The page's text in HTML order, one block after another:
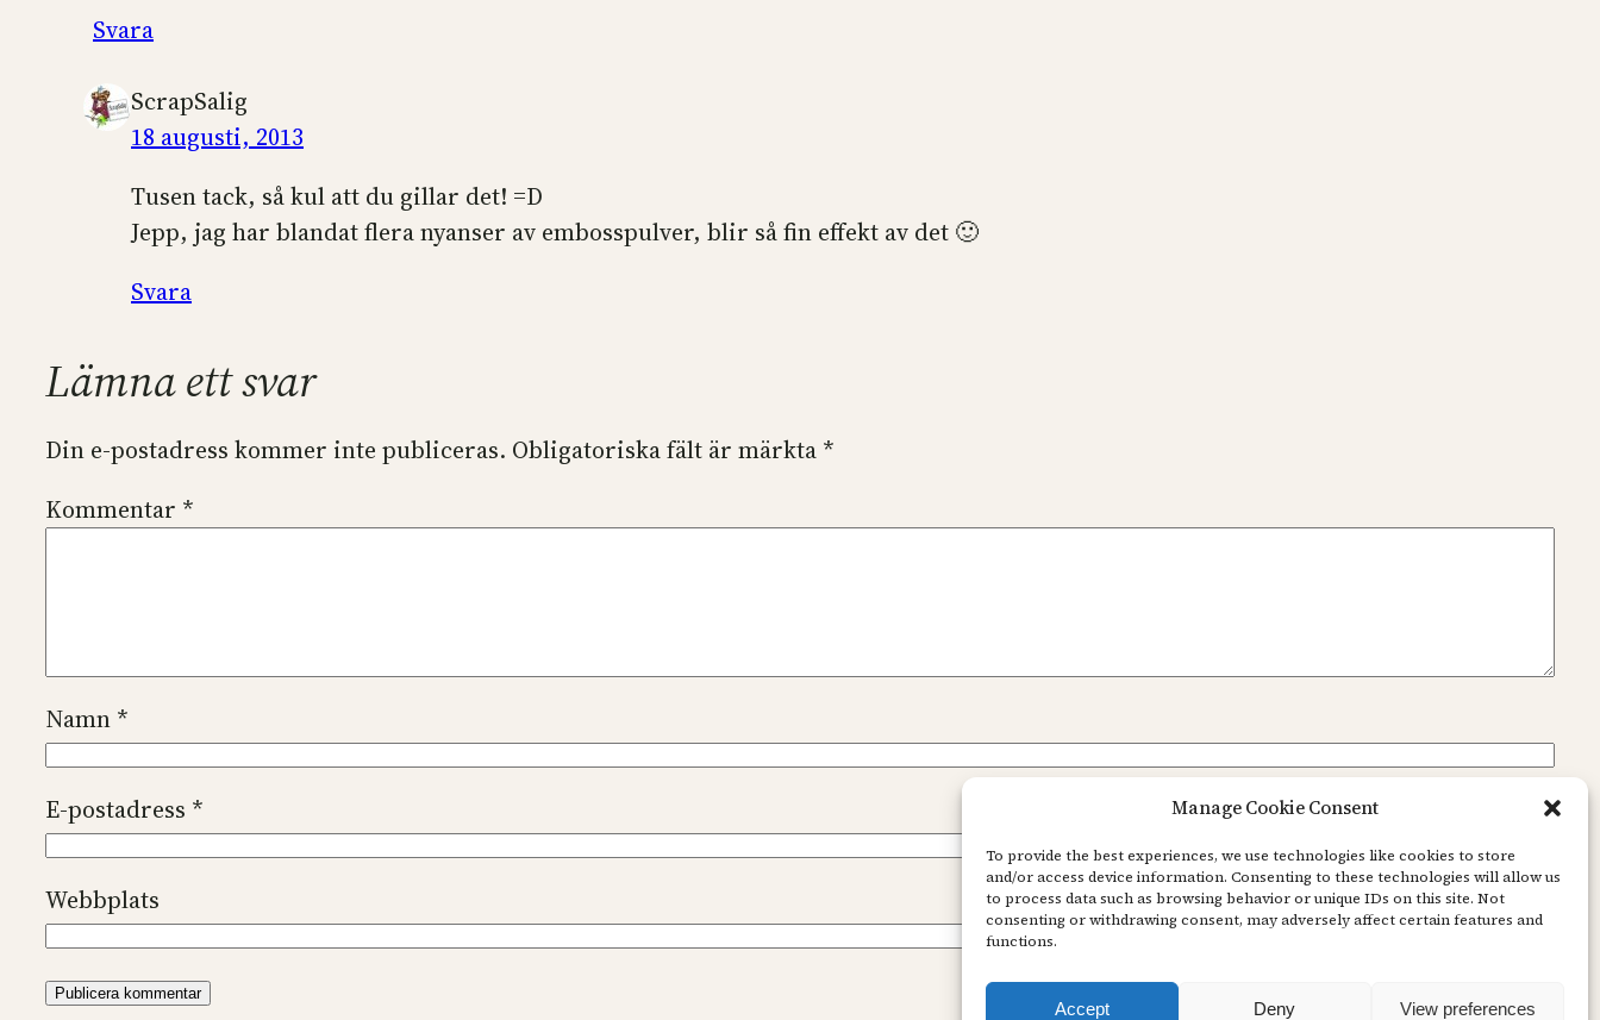
Manage Cookie Consent
To provide the best experiences, we use technologies like cookies to store
and/or access device information. Consenting to these technologies will allow us
to process data such as browsing behavior or unique IDs on this site. Not
consenting or withdrawing consent, may adversely affect certain features and
functions.
Accept Deny View preferences
Svara
ScrapSalig
18 augusti, 2013
Tusen tack, så kul att du gillar det! =D
Jepp, jag har blandat flera nyanser av embosspulver, blir så fin effekt av det 🙂
Svara
Lämna ett svar
Din e-postadress kommer inte publiceras. Obligatoriska fält är märkta *
Kommentar *
Namn *
E-postadress *
Webbplats